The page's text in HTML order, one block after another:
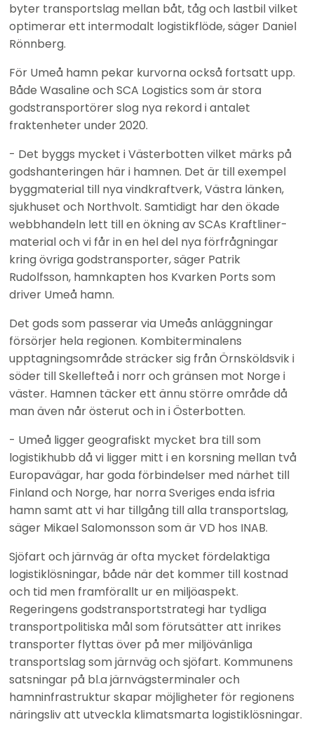
byter transportslag mellan båt, tåg och lastbil vilket
optimerar ett intermodalt logistikflöde, säger Daniel
Rönnberg.
För Umeå hamn pekar kurvorna också fortsatt upp.
Både Wasaline och SCA Logistics som är stora
godstransportörer slog nya rekord i antalet
fraktenheter under 2020.
- Det byggs mycket i Västerbotten vilket märks på
godshanteringen här i hamnen. Det är till exempel
byggmaterial till nya vindkraftverk, Västra länken,
sjukhuset och Northvolt. Samtidigt har den ökade
webbhandeln lett till en ökning av SCAs Kraftliner-
material och vi får in en hel del nya förfrågningar
kring övriga godstransporter, säger Patrik
Rudolfsson, hamnkapten hos Kvarken Ports som
driver Umeå hamn.
Det gods som passerar via Umeås anläggningar
försörjer hela regionen. Kombiterminalens
upptagningsområde sträcker sig från Örnsköldsvik i
söder till Skellefteå i norr och gränsen mot Norge i
väster. Hamnen täcker ett ännu större område då
man även når österut och in i Österbotten.
- Umeå ligger geografiskt mycket bra till som
logistikhubb då vi ligger mitt i en korsning mellan två
Europavägar, har goda förbindelser med närhet till
Finland och Norge, har norra Sveriges enda isfria
hamn samt att vi har tillgång till alla transportslag,
säger Mikael Salomonsson som är VD hos INAB.
Sjöfart och järnväg är ofta mycket fördelaktiga
logistiklösningar, både när det kommer till kostnad
och tid men framförallt ur en miljöaspekt.
Regeringens godstransportstrategi har tydliga
transportpolitiska mål som förutsätter att inrikes
transporter flyttas över på mer miljövänliga
transportslag som järnväg och sjöfart. Kommunens
satsningar på bl.a järnvägsterminaler och
hamninfrastruktur skapar möjligheter för regionens
näringsliv att utveckla klimatsmarta logistiklösningar.